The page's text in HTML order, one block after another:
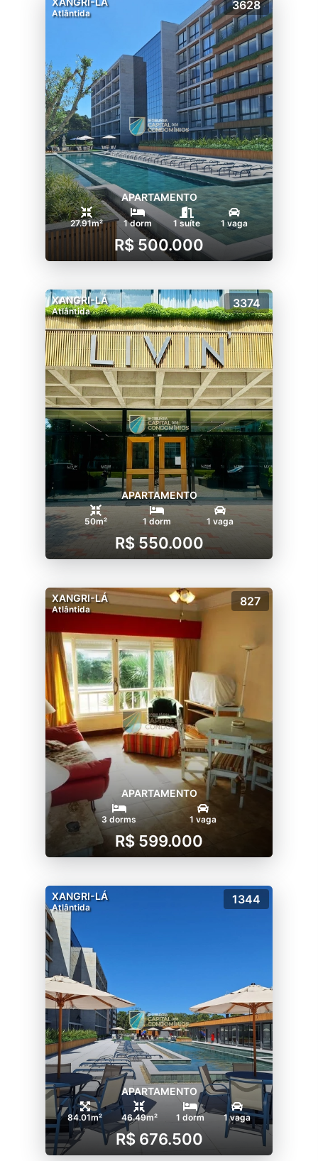
Atlântida
3628
APARTAMENTO
27.91m² 1 dorm 1 suíte 1 vaga
R$ 500.000
XANGRI-LÁ
Atlântida
3374
APARTAMENTO
50m² 1 dorm 1 vaga
R$ 550.000
XANGRI-LÁ
Atlântida
827
APARTAMENTO
3 dorms 1 vaga
R$ 599.000
XANGRI-LÁ
Atlântida
1344
APARTAMENTO
84.01m² 46.49m² 1 dorm 1 vaga
R$ 676.500